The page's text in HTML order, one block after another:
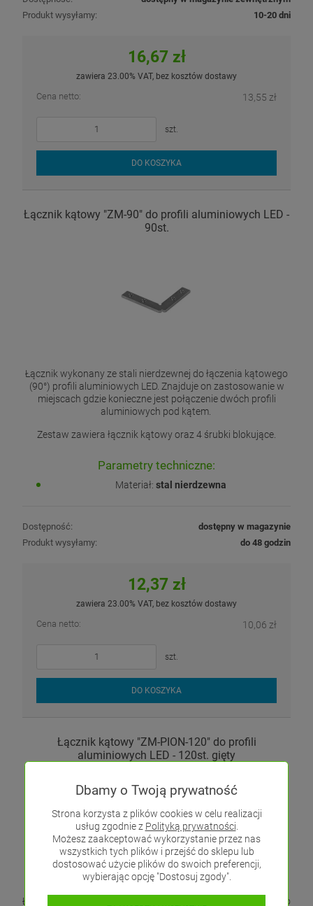
Produkt wysyłamy:
10-20 dni
16,67 zł
zawiera 23.00% VAT, bez kosztów dostawy
Cena netto: 13,55 zł
szt.
DO KOSZYKA
Łącznik kątowy "ZM-90" do profili aluminiowych LED -
90st.
Łącznik wykonany ze stali nierdzewnej do łączenia kątowego
(90°) profili aluminiowych LED. Znajduje on zastosowanie w
miejscach gdzie konieczne jest połączenie dwóch profili
aluminiowych pod kątem.
Zestaw zawiera łącznik kątowy oraz 4 śrubki blokujące.
Parametry techniczne:
Materiał: stal nierdzewna
Dostępność:
dostępny w magazynie
Produkt wysyłamy:
do 48 godzin
12,37 zł
zawiera 23.00% VAT, bez kosztów dostawy
Cena netto: 10,06 zł
szt.
DO KOSZYKA
Łącznik kątowy "ZM-PION-120" do profili
aluminiowych LED - 120st. gięty
Łącznik gięty "ZM-PION-120" wykonany ze stali nierdzewnej do
Dbamy o Twoją prywatność
Strona korzysta z plików cookies w celu realizacji
usług zgodnie z Polityką prywatności.
Możesz zaakceptować wykorzystanie przez nas
wszystkich tych plików i przejść do sklepu lub
dostosować użycie plików do swoich preferencji,
wybierając opcję "Dostosuj zgody".